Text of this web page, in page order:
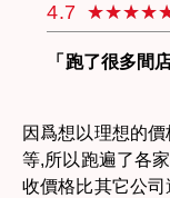
4.7
「跑了很多間
因爲想以理想的
等,所以跑遍了各
收價格比其它公